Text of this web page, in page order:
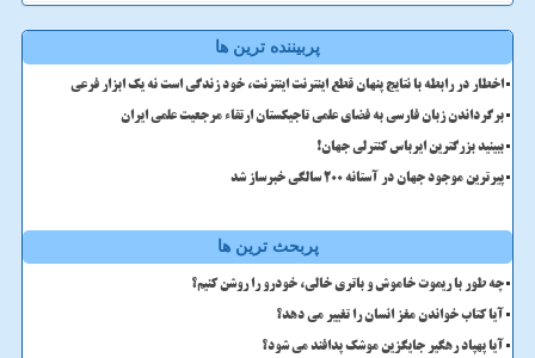
پربیننده ترین ها
اخطار در رابطه با نتایج پنهان قطع اینترنت اینترنت، خود زندگی است نه یک ابزار فرعی
برگرداندن زبان فارسی به فضای علمی تاجیکستان ارتقاء مرجعیت علمی ایران
ببینید بزرگترین ایرباس کنترلی جهان!
پیرترین موجود جهان در آستانه ۲۰۰ سالگی خبرساز شد
پربحث ترین ها
چه طور با ریموت خاموش و باتری خالی، خودرو را روشن کنیم؟
آیا کتاب خواندن مغز انسان را تغییر می دهد؟
آیا پهپاد رهگیر جایگزین موشک پدافند می شود؟